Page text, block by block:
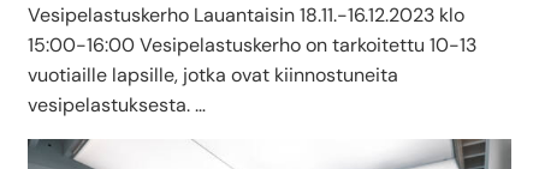
Vesipelastuskerho Lauantaisin 18.11.-16.12.2023 klo
15:00-16:00 Vesipelastuskerho on tarkoitettu 10-13
vuotiaille lapsille, jotka ovat kiinnostuneita
vesipelastuksesta. …